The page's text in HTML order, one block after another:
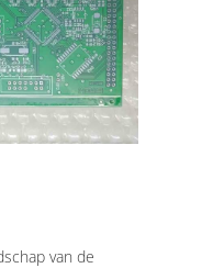
van de